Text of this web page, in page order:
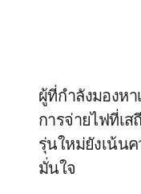
ผู้ที่กำลังมองห
การจ่ายไฟที่เ
รุ่นใหม่ยังเน้น
มั่นใจ